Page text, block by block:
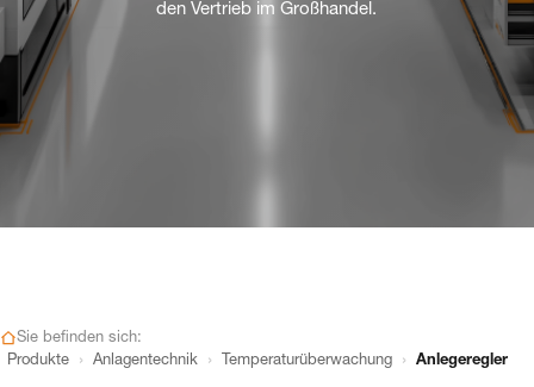
den Vertrieb im Großhandel.
Sie befinden sich:
Produkte
› Anlagentechnik › Temperaturüberwachung › Anlegeregler